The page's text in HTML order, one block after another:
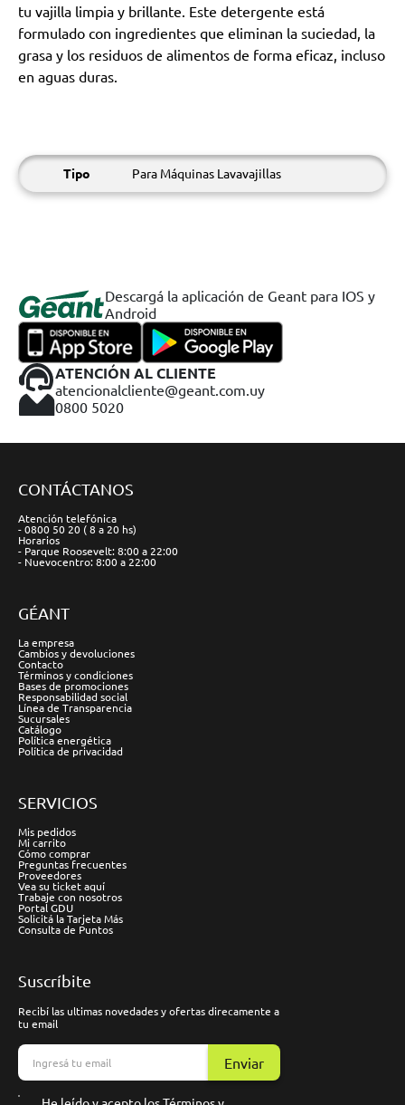
tu vajilla limpia y brillante. Este detergente está
formulado con ingredientes que eliminan la suciedad, la
grasa y los residuos de alimentos de forma eficaz, incluso
en aguas duras.
Tipo Para Máquinas Lavavajillas
Descargá la aplicación de Geant para IOS y
Android
ATENCIÓN AL CLIENTE
atencionalcliente@geant.com.uy
0800 5020
CONTÁCTANOS
Atención telefónica
- 0800 50 20 ( 8 a 20 hs)
Horarios
- Parque Roosevelt: 8:00 a 22:00
- Nuevocentro: 8:00 a 22:00
GÉANT
La empresa
Cambios y devoluciones
Contacto
Términos y condiciones
Bases de promociones
Responsabilidad social
Línea de Transparencia
Sucursales
Catálogo
Política energética
Política de privacidad
SERVICIOS
Mis pedidos
Mi carrito
Cómo comprar
Preguntas frecuentes
Proveedores
Vea su ticket aquí
Trabaje con nosotros
Portal GDU
Solicitá la Tarjeta Más
Consulta de Puntos
Suscríbite
Recibí las ultimas novedades y ofertas direcamente a
tu email
Enviar